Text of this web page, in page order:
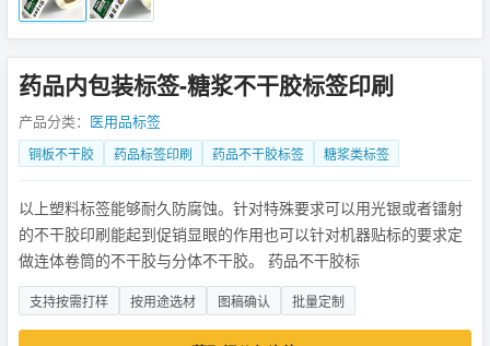
药品内包装标签-糖浆不干胶标签印刷
产品分类： 医用品标签
铜板不干胶 药品标签印刷 药品不干胶标签 糖浆类标签
以上塑料标签能够耐久防腐蚀。针对特殊要求可以用光银或者镭射
的不干胶印刷能起到促销显眼的作用也可以针对机器贴标的要求定
做连体卷筒的不干胶与分体不干胶。 药品不干胶标
支持按需打样 按用途选材 图稿确认 批量定制